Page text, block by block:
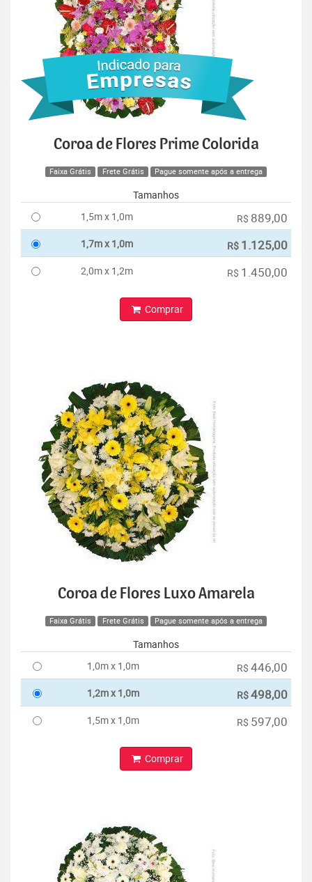
Coroa de Flores Prime Colorida
Faixa Grátis Frete Grátis Pague somente após a entrega
Tamanhos
1,5m x 1,0m
R$ 889,00
1,7m x 1,0m R$ 1.125,00
2,0m x 1,2m R$ 1.450,00
Comprar
Coroa de Flores Luxo Amarela
Faixa Grátis Frete Grátis Pague somente após a entrega
Tamanhos
1,0m x 1,0m
R$ 446,00
1,2m x 1,0m R$498,00
1,5m x 1,0m R$ 597,00
Comprar